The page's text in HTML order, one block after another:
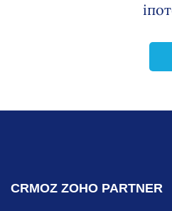
CRMOZ ZOHO PARTNER